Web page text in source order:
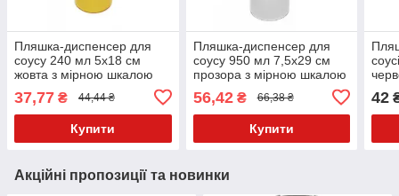
Пляшка-диспенсер для
соусу 240 мл 5х18 см
жовта з мірною шкалою
37,77 ₴ 44,44 ₴
Купити
Пляшка-диспенсер для
соусу 950 мл 7,5х29 см
прозора з мірною шкалою
56,42₴ 66,38 ₴
Купити
42
Акційні пропозиції та новинки